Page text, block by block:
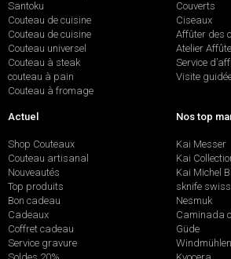
Santoku
Couteau de cuisine
Couteau de cuisine
Couteau universel
Couteau à steak
couteau à pain
Couteau à fromage
Couverts
Ciseaux
Affûter des
Atelier
Service
Visite
Actuel
Shop Couteaux
Couteau artisanal
Nouveautés
Top produits
Bon cadeau
Cadeaux
Coffret cadeau
Service gravure
Nos top
Kai Messer
Kai
Kai Michel
sknife
Nesmuk
Caminada
Güde